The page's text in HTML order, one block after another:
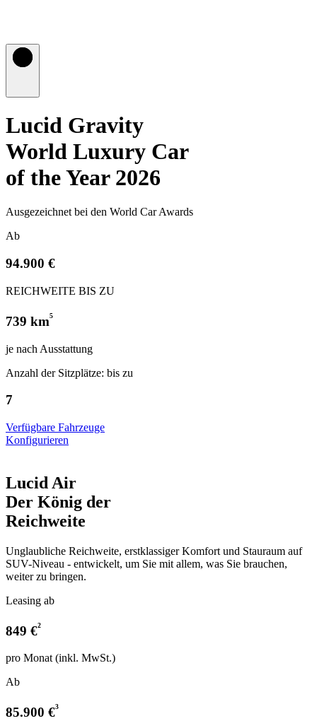
Lucid Gravity
World Luxury Car
of the Year 2026
Ausgezeichnet bei den World Car Awards
Ab
94.900 €
REICHWEITE BIS ZU
739 km⁵
je nach Ausstattung
Anzahl der Sitzplätze: bis zu
7
Verfügbare Fahrzeuge
Konfigurieren
Lucid Air
Der König der
Reichweite
Unglaubliche Reichweite, erstklassiger Komfort und Stauraum auf
SUV-Niveau - entwickelt, um Sie mit allem, was Sie brauchen,
weiter zu bringen.
Leasing ab
849 €²
pro Monat (inkl. MwSt.)
Ab
85.900 €³